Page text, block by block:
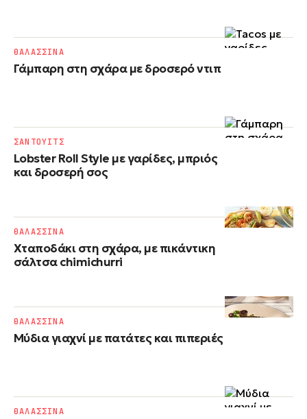
Γάμπαρη στη σχάρα με δροσερό ντιπ
ΘΑΛΑΣΣΙΝΑ
Lobster Roll Style με γαρίδες, μπριός
και δροσερή σος
ΣΑΝΤΟΥΙΤΣ
Χταποδάκι στη σχάρα, με πικάντικη
σάλτσα chimichurri
ΘΑΛΑΣΣΙΝΑ
Μύδια γιαχνί με πατάτες και πιπεριές
ΘΑΛΑΣΣΙΝΑ
ΘΑΛΑΣΣΙΝΑ